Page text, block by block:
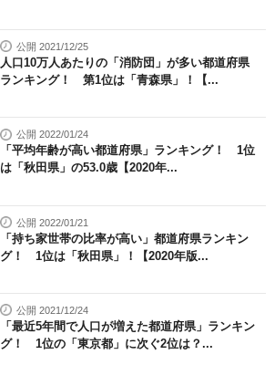
公開 2021/12/25
人口10万人あたりの「消防団」が多い都道府県
ランキング！ 第1位は「青森県」！【...
公開 2022/01/24
「平均年齢が高い都道府県」ランキング！ 1位
は「秋田県」の53.0歳【2020年...
公開 2022/01/21
「持ち家世帯の比率が高い」都道府県ランキン
グ！ 1位は「秋田県」！【2020年版...
公開 2021/12/24
「最近5年間で人口が増えた都道府県」ランキン
グ！ 1位の「東京都」に次ぐ2位は？...